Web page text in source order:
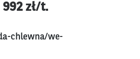
zł/t.
chlewna/we-